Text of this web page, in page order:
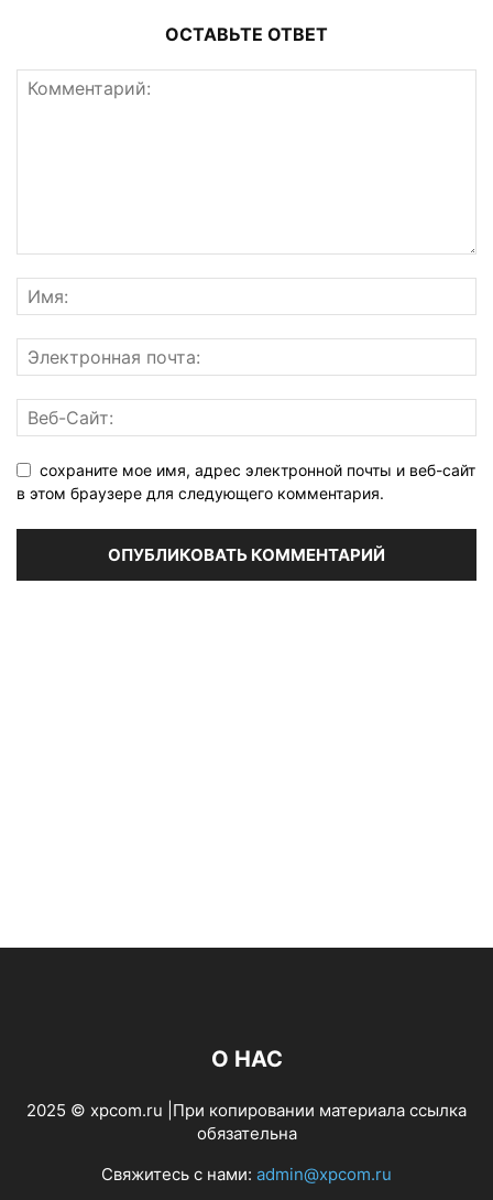
ОСТАВЬТЕ ОТВЕТ
сохраните мое имя, адрес электронной почты и веб-сайт
в этом браузере для следующего комментария.
О НАС
2025 © xpcom.ru |При копировании материала ссылка
обязательна
Свяжитесь с нами: admin@xpcom.ru